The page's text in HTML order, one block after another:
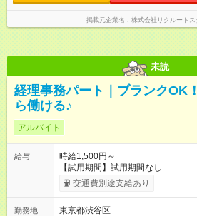
掲載元企業名 株式会社リクルート
未読
経理事務パート｜ブランクOK
ら働ける♪
アルバイト
給与
時給1,500円～
【試用期間】試用期間なし
交通費別途支給あり
勤務地
東京都渋谷区